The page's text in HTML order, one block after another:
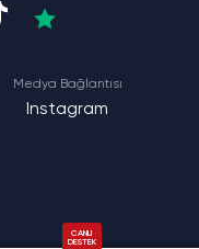
CANLI
DESTEK
Medya Bağlantısı
Instagram